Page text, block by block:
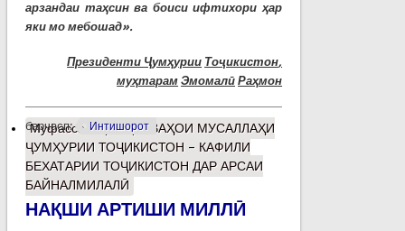
арзандаи таҳсин ва боиси ифтихори ҳар
яки мо мебошад».
Президенти Ҷумҳурии Тоҷикистон,
муҳтарам Эмомалӣ Раҳмон
барчасп: Интишорот
Муфассалтаро ҚУВВАҲОИ МУСАЛЛАҲИ
ҶУМҲУРИИ ТОҶИКИСТОН – КАФИЛИ
БЕХАТАРИИ ТОҶИКИСТОН ДАР АРСАИ
БАЙНАЛМИЛАЛӢ
НАҚШИ АРТИШИ МИЛЛӢ